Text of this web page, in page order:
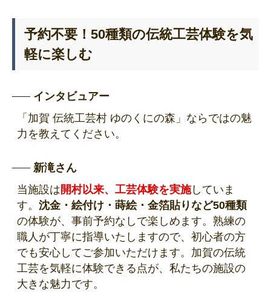
予約不要！50種類の伝統工芸体験を気
軽に楽しむ
インタビュアー
「加賀 伝統工芸村 ゆのくにの森」ならではの魅
力を教えてください。
新滝さん
当施設は 開村以来、工芸体験を実施していま
す。 沈金・絵付け・蒔絵・金箔貼りなど50種類
の体験が、 事前予約なしで楽しめます。熟練の
職人が丁寧に指導いたしますので、初心者の方
でも安心してご参加いただけます。加賀の伝統
工芸を気軽に体験できる点が、私たちの施設の
大きな魅力です。